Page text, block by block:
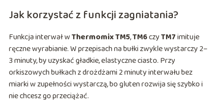
Jak korzystać z funkcji zagniatania?
Funkcja interwał wThermomix TM5,TM6czyTM7imituje
ręczne wyrabianie. W przepisach na bułki zwykle wystarczy 2–
3 minuty, by uzyskać gładkie, elastyczne ciasto. Przy
orkiszowych bułkach z drożdżami 2 minuty interwału bez
miarki w zupełności wystarczą, bo gluten rozwija się szybko i
nie chcesz go przeciążać.